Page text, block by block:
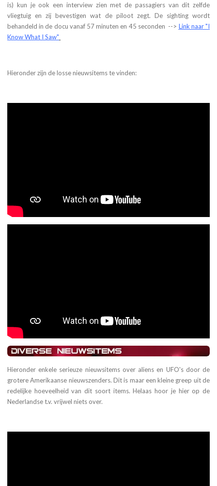
is) kun je ook een interview zien met de passagiers van dit zelfde
vliegtuig en zij bevestigen wat de piloot zegt. De sighting wordt
behandeld in de docu vanaf 57 minuten en 45 seconden --> Link naar "I
Know What I Saw"
Hieronder zijn de losse nieuwsitems te vinden:
Hieronder enkele serieuze nieuwsitems over aliens en UFO's door de
grotere Amerikaanse nieuwszenders. Dit is maar een kleine greep uit de
redelijke hoeveelheid van dit soort items. Helaas hoor je hier op de
Nederlandse t.v. vrijwel niets over.